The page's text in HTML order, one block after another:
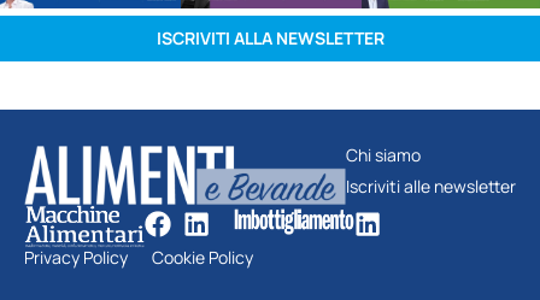
ISCRIVITI ALLA NEWSLETTER
Chi siamo
Iscriviti alle newsletter
Privacy Policy Cookie Policy